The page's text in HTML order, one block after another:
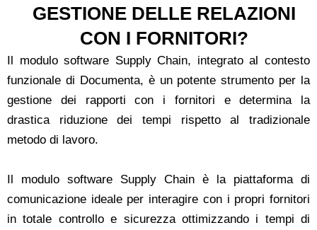
GESTIONE DELLE RELAZIONI
CON I FORNITORI?
Il modulo software Supply Chain, integrato al contesto
funzionale di Documenta, è un potente strumento per la
gestione dei rapporti con i fornitori e determina la
drastica riduzione dei tempi rispetto al tradizionale
metodo di lavoro.
Il modulo software Supply Chain è la piattaforma di
comunicazione ideale per interagire con i propri fornitori
in totale controllo e sicurezza ottimizzando i tempi di